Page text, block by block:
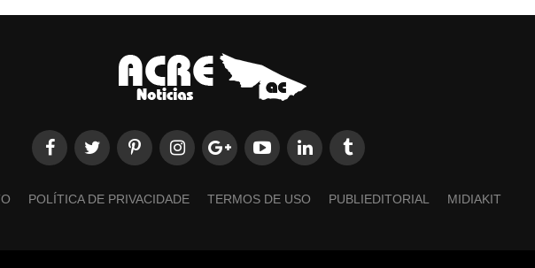
POLÍTICA DE PRIVACIDADE TERMOS DE USO PUBLIEDITORIAL MIDIAKIT